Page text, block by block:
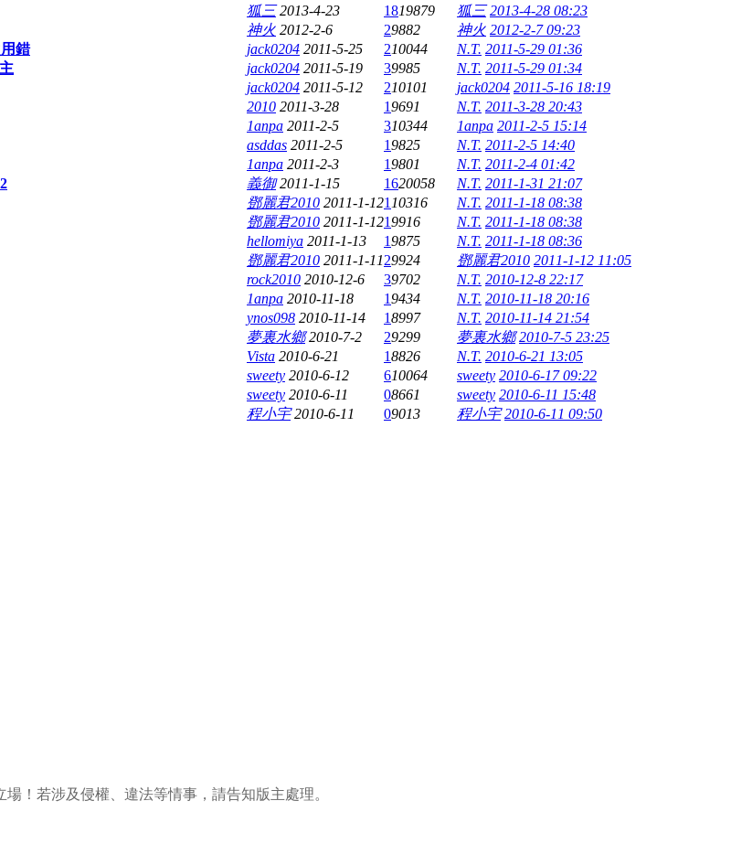
狐三 2013-4-23 1819879 狐三 2013-4-28 08:23
神火 2012-2-6 29882 神火 2012-2-7 09:23
錯 jack0204 2011-5-25 210044 N.T. 2011-5-29 01:36
jack0204 2011-5-19 39985 N.T. 2011-5-29 01:34
jack0204 2011-5-12 210101 jack0204 2011-5-16 18:19
2010 2011-3-28 19691 N.T. 2011-3-28 20:43
1anpa 2011-2-5 310344 1anpa 2011-2-5 15:14
asddas 2011-2-5 19825 N.T. 2011-2-5 14:40
1anpa 2011-2-3 19801 N.T. 2011-2-4 01:42
2 義御 2011-1-15 1620058 N.T. 2011-1-31 21:07
鄧麗君2010 2011-1-121 10316 N.T. 2011-1-18 08:38
鄧麗君2010 2011-1-1219916 N.T. 2011-1-18 08:38
hellomiya 2011-1-13 19875 N.T. 2011-1-18 08:36
鄧麗君2010 2011-1-1129924 鄧麗君2010 2011-1-12 11:05
rock2010 2010-12-6 39702 N.T. 2010-12-8 22:17
1anpa 2010-11-18 19434 N.T. 2010-11-18 20:16
ynos098 2010-11-14 18997 N.T. 2010-11-14 21:54
夢裏水鄉 2010-7-2 29299 夢裏水鄉 2010-7-5 23:25
Vista 2010-6-21 18826 N.T. 2010-6-21 13:05
sweety 2010-6-12 610064 sweety 2010-6-17 09:22
sweety 2010-6-11 08661 sweety 2010-6-11 15:48
程小宇 2010-6-11 09013 程小宇 2010-6-11 09:50
！若涉及侵權、違法等情事，請告知版主處理。